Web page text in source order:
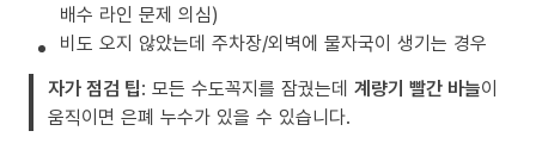
배수 라인 문제 의심)
비도 오지 않았는데 주차장/외벽에 물자국이 생기는 경우
자가 점검 팁: 모든 수도꼭지를 잠궜는데 계량기 빨간 바늘이
움직이면 은폐 누수가 있을 수 있습니다.